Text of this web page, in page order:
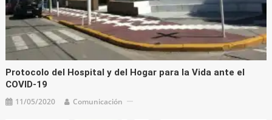
Protocolo del Hospital y del Hogar para la Vida ante el
COVID-19
11/05/2020 Comunicación